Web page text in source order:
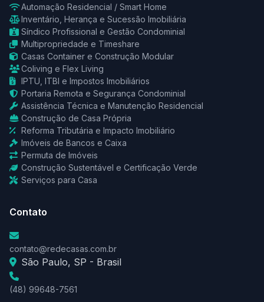
Automação Residencial / Smart Home
Inventário, Herança e Sucessão Imobiliária
Síndico Profissional e Gestão Condominial
Multipropriedade e Timeshare
Casas Container e Construção Modular
Coliving e Flex Living
IPTU, ITBI e Impostos Imobiliários
Portaria Remota e Segurança Condominial
Assistência Técnica e Manutenção Residencial
Construção de Casa Própria
Reforma Tributária e Impacto Imobiliário
Imóveis de Bancos e Caixa
Permuta de Imóveis
Construção Sustentável e Certificação Verde
Serviços para Casa
Contato
contato@redecasas.com.br
São Paulo, SP - Brasil
(48) 99648-7561